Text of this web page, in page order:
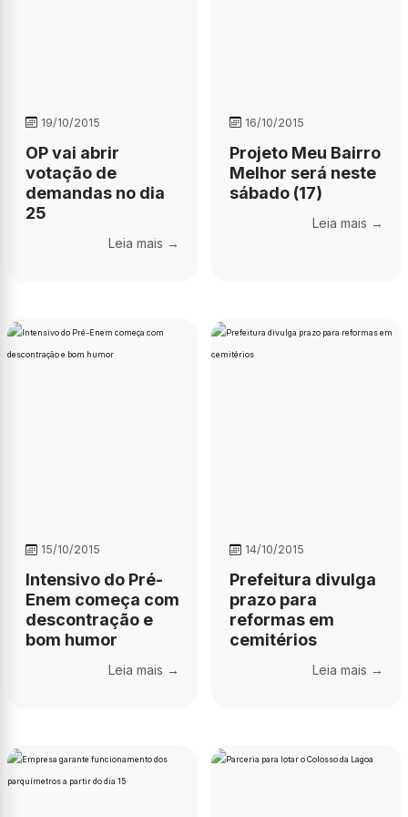
19/10/2015
OP vai abrir
votação de
demandas no dia
25
Leia mais →
16/10/2015
Projeto Meu Bairro
Melhor será neste
sábado (17)
Leia mais →
15/10/2015
Intensivo do Pré-
Enem começa com
descontração e
bom humor
Leia mais →
14/10/2015
Prefeitura divulga
prazo para
reformas em
cemitérios
Leia mais →